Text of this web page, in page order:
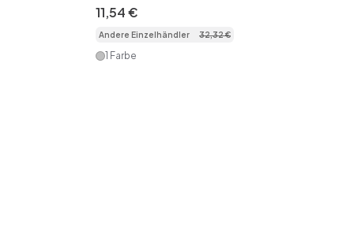
Massagegerät – kabellos und tragbar
11,54€
Andere Einzelhändler 32,32€
1 Farbe